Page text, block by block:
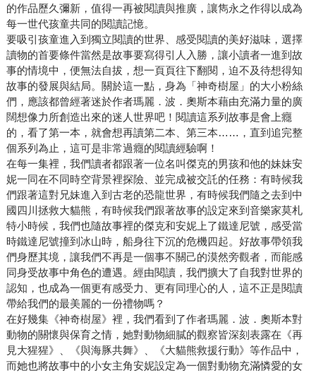
的作品歷久彌新，值得一再被閱讀與推廣，讓雋永之作得以成為
每一世代孩童共同的閱讀記憶。
要吸引孩童進入到獨立閱讀的世界、感受閱讀的美好滋味，選擇
讀物的首要條件當然是故事要寫得引人入勝，讓小讀者一進到故
事的情境中，便無法自拔，想一頁頁往下翻閱，迫不及待想得知
故事的發展與結局。關於這一點，身為「神奇樹屋」的大小粉絲
們，應該都曾經著迷於作者瑪麗．波．奧斯本藉由充滿力量的廣
闊想像力所創造出來的迷人世界吧！閱讀這系列故事是會上癮
的，看了第一本，就會想再讀第二本、第三本……，直到追完整
個系列為止，這可是非常過癮的閱讀經驗啊！
在每一集裡，我們讀者都跟著一位名叫傑克的男孩和他的妹妹安
妮一同在不同時空背景裡探險、並完成被交託的任務：有時候我
們跟著這對兄妹進入到古老的恐龍世界，有時候我們隨之去到中
國四川拯救大貓熊，有時候我們跟著故事的設定來到音樂家莫札
特小時候，我們也隨故事裡的傑克和安妮上了鐵達尼號，感受當
時鐵達尼號撞到冰山時，船身往下沉的危機四起。好故事帶領我
們身歷其境，讓我們不再是一個事不關己的漠然旁觀者，而能感
同身受故事中角色的遭遇。經由閱讀，我們擴大了自我對世界的
認知，也成為一個更有感受力、更有同理心的人，這不正是閱讀
帶給我們的最美麗的一份禮物嗎？
在好幾集《神奇樹屋》裡，我們看到了作者瑪麗．波．奧斯本對
動物的關懷與保育之情，她對動物細膩的觀察皆深刻表露在《再
見大猩猩》、《與海豚共舞》、《大貓熊救援行動》等作品中，
而她也將故事中的小女主角安妮設定為一個對動物充滿憐愛的女